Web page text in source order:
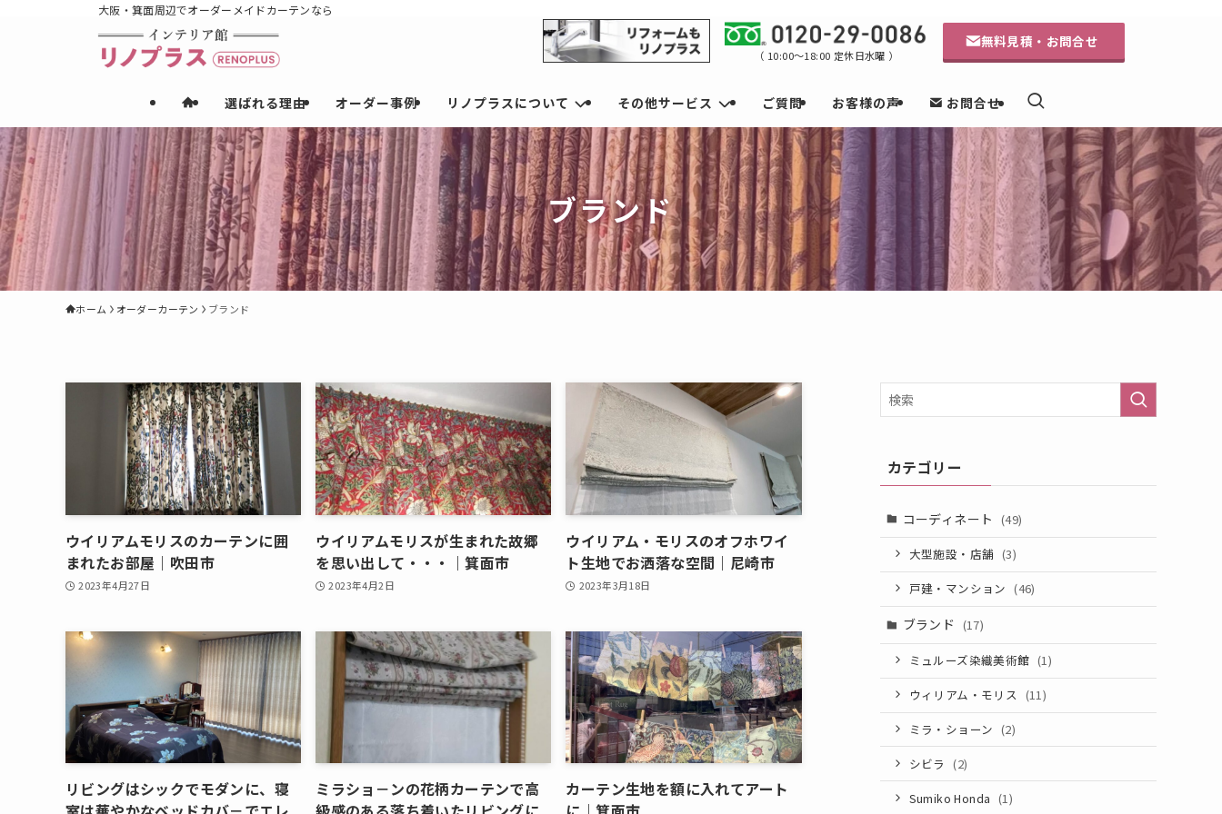
大阪・箕面周辺でオーダーメイドカーテンなら
選ばれる理由 オーダー事例 リノプラスについて その他サービス ご質問 お客様の声 お問合せ
（ 10:00～18:00 定休日水曜 ）
無料見積・ お問合せ
ブランド
ホーム オーダーカーテン ブランド
ウイリアムモリスのカーテンに囲
まれたお部屋｜吹田市
2023年4月27日
ウイリアムモリスが生まれた故郷
を思い出して・・・｜箕面市
2023年4月2日
ウイリアム・モリスのオフホワイ
ト生地でお洒落な空間｜尼崎市
2023年3月18日
リビングはシックでモダンに、寝
ミラショ－ンの花柄カーテンで高
カーテン生地を額に入れてアート
カテゴリー
コーディネート (49)
大型施設・店舗 (3)
戸建・マンション (46)
ブランド (17)
ミュルーズ染織美術館 (1)
ウィリアム・モリス (11)
ミラ・ショーン (2)
シビラ (2)
Sumiko Honda (1)